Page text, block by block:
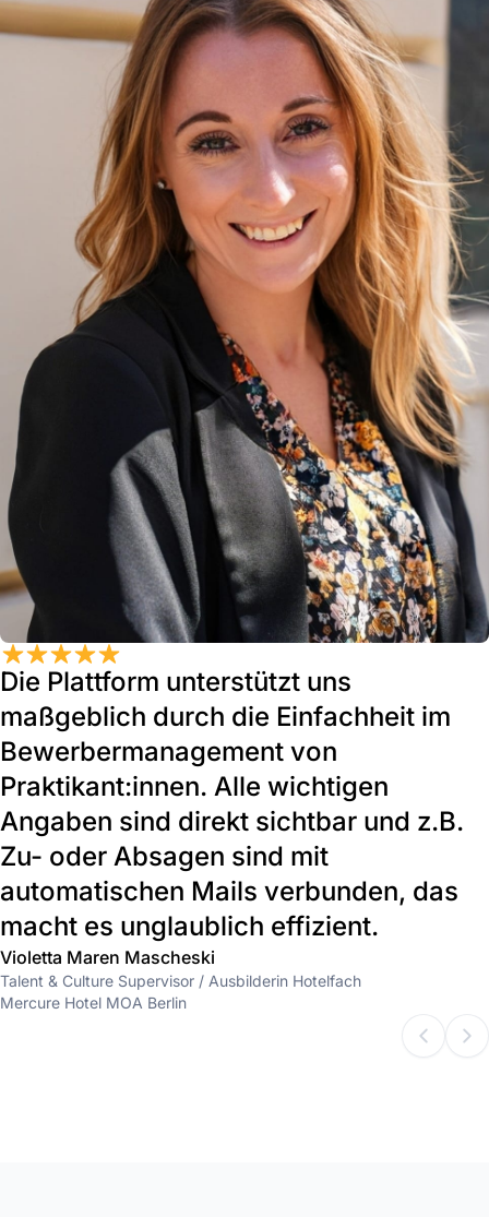
Die Plattform unterstützt uns
maßgeblich durch die Einfachheit im
Bewerbermanagement von
Praktikant:innen. Alle wichtigen
Angaben sind direkt sichtbar und z.B.
Zu- oder Absagen sind mit
automatischen Mails verbunden, das
macht es unglaublich effizient.
Violetta Maren Mascheski
Talent & Culture Supervisor / Ausbilderin Hotelfach
Mercure Hotel MOA Berlin